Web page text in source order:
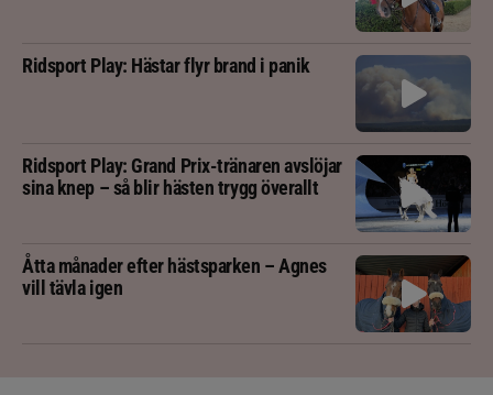
Ridsport Play: Hästar flyr brand i panik
Ridsport Play: Grand Prix-tränaren avslöjar
sina knep – så blir hästen trygg överallt
Åtta månader efter hästsparken – Agnes
vill tävla igen